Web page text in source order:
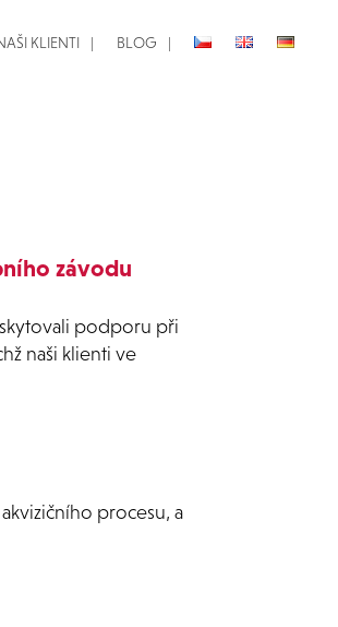
KLIENTI BLOG
závodu
podporu při
naši klienti ve
procesu, a